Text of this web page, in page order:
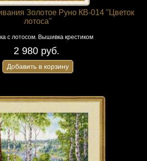
Золотое Руно КВ-014 "Цветок
лотоса"
с лотосом. Вышивка крестиком
2 980 руб.
Добавить в корзину